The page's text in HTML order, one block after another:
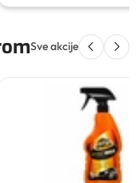
Sve akcije